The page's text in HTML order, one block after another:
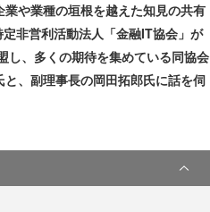
や業種の垣根を越えた知見の共有
非営利活動法人「金融IT協会」が
し、多くの期待を集めている同協会
、副理事長の岡田拓郎氏に話を伺